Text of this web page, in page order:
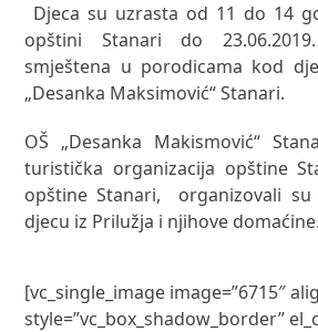
Djeca su uzrasta od 11 do 14
opštini Stanari do
smještena u porodicama kod
„Desanka Maksimović“ Stanari.
OŠ „Desanka Makismović“
turistička organizacija opštine
opštine Stanari, organizovali
djecu iz Prilužja i njihove domaćine.
[vc_single_image image=”6715″
style=”vc_box_shadow_border”